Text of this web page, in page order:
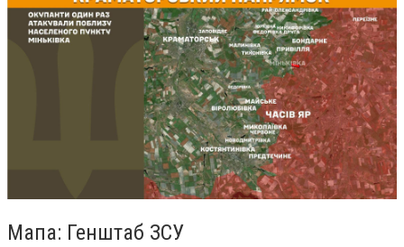
Мапа: Генштаб ЗСУ